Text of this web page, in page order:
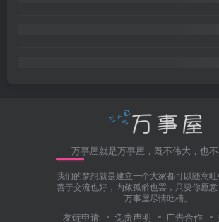
万事屋就是万事屋，既不伟大，也不
我们的梦想就是建立一个大家都可以随意吐
善于交流也好，内敛孤僻也罢，只要你愿
万事屋尽情吐槽。
友链申请 免责声明 广告合作